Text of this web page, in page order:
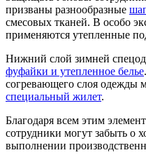
призваны разнообразные
смесовых тканей. В особо
применяются утепленные
Нижний слой зимней
фуфайки и утепленное белье
согревающего слоя одежды
специальный жилет.
Благодаря всем этим
сотрудники могут забыть о
выполнении